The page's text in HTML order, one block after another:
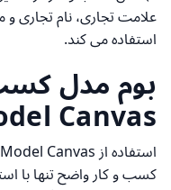
علامت تجاری، نام تجاری
استفاده می کند.
Canvas
کسب و کار واضح تنها با